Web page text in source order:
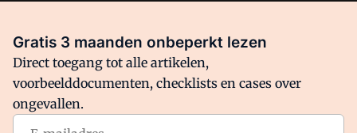
Facebook
Arbo is onderdeel van VMN media. Lees inons manifestwaar
Gratis 3 maanden onbeperkt lezen
Direct toegang tot alle artikelen,
voorbeelddocumenten, checklists en cases over
ongevallen.